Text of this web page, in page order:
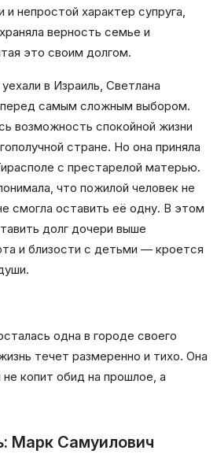
и непростой характер супруга,
верность семье и
это своим долгом.
в Израиль, Светлана
перед самым сложным выбором.
возможность спокойной жизни
стране. Но она приняла
с престарелой матерью.
что пожилой человек не
смогла оставить её одну. В этом
долг дочери выше
и близости с детьми — кроется
одна в городе своего
течет размеренно и тихо. Она
копит обид на прошлое, а
Марк Самуилович